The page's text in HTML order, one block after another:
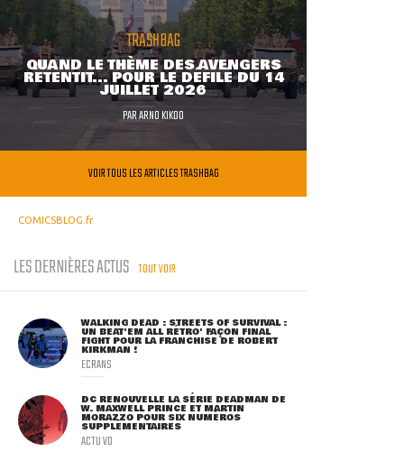
TRASHBAG
QUAND LE THÈME DES AVENGERS
RETENTIT... POUR LE DÉFILÉ DU 14
JUILLET 2026
PARARNO KIKOO
VOIR TOUS LES ARTICLES TRASHBAG
COMICSBLOG.fr
LES DERNIÈRES ACTUS TOUT VOIR
WALKING DEAD : STREETS OF SURVIVAL :
UN BEAT'EM ALL RÉTRO' FAÇON FINAL
FIGHT POUR LA FRANCHISE DE ROBERT
KIRKMAN !
ECRANS
DC RENOUVELLE LA SÉRIE DEADMAN DE
W. MAXWELL PRINCE ET MARTIN
MORAZZO POUR SIX NUMÉROS
SUPPLÉMENTAIRES
ACTU VO